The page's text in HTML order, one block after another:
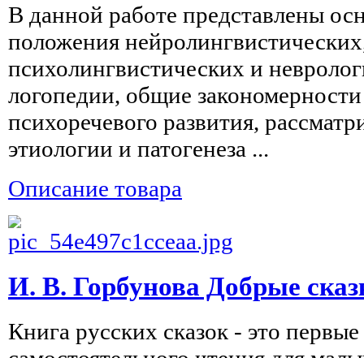
В данной работе представлены
положения
психолингвистических и
логопедии, общие
психоречевого развития,
этиологии и патогенеза ...
Описание товара
И. В. Горбунова Добрые
Книга русских сказок - это